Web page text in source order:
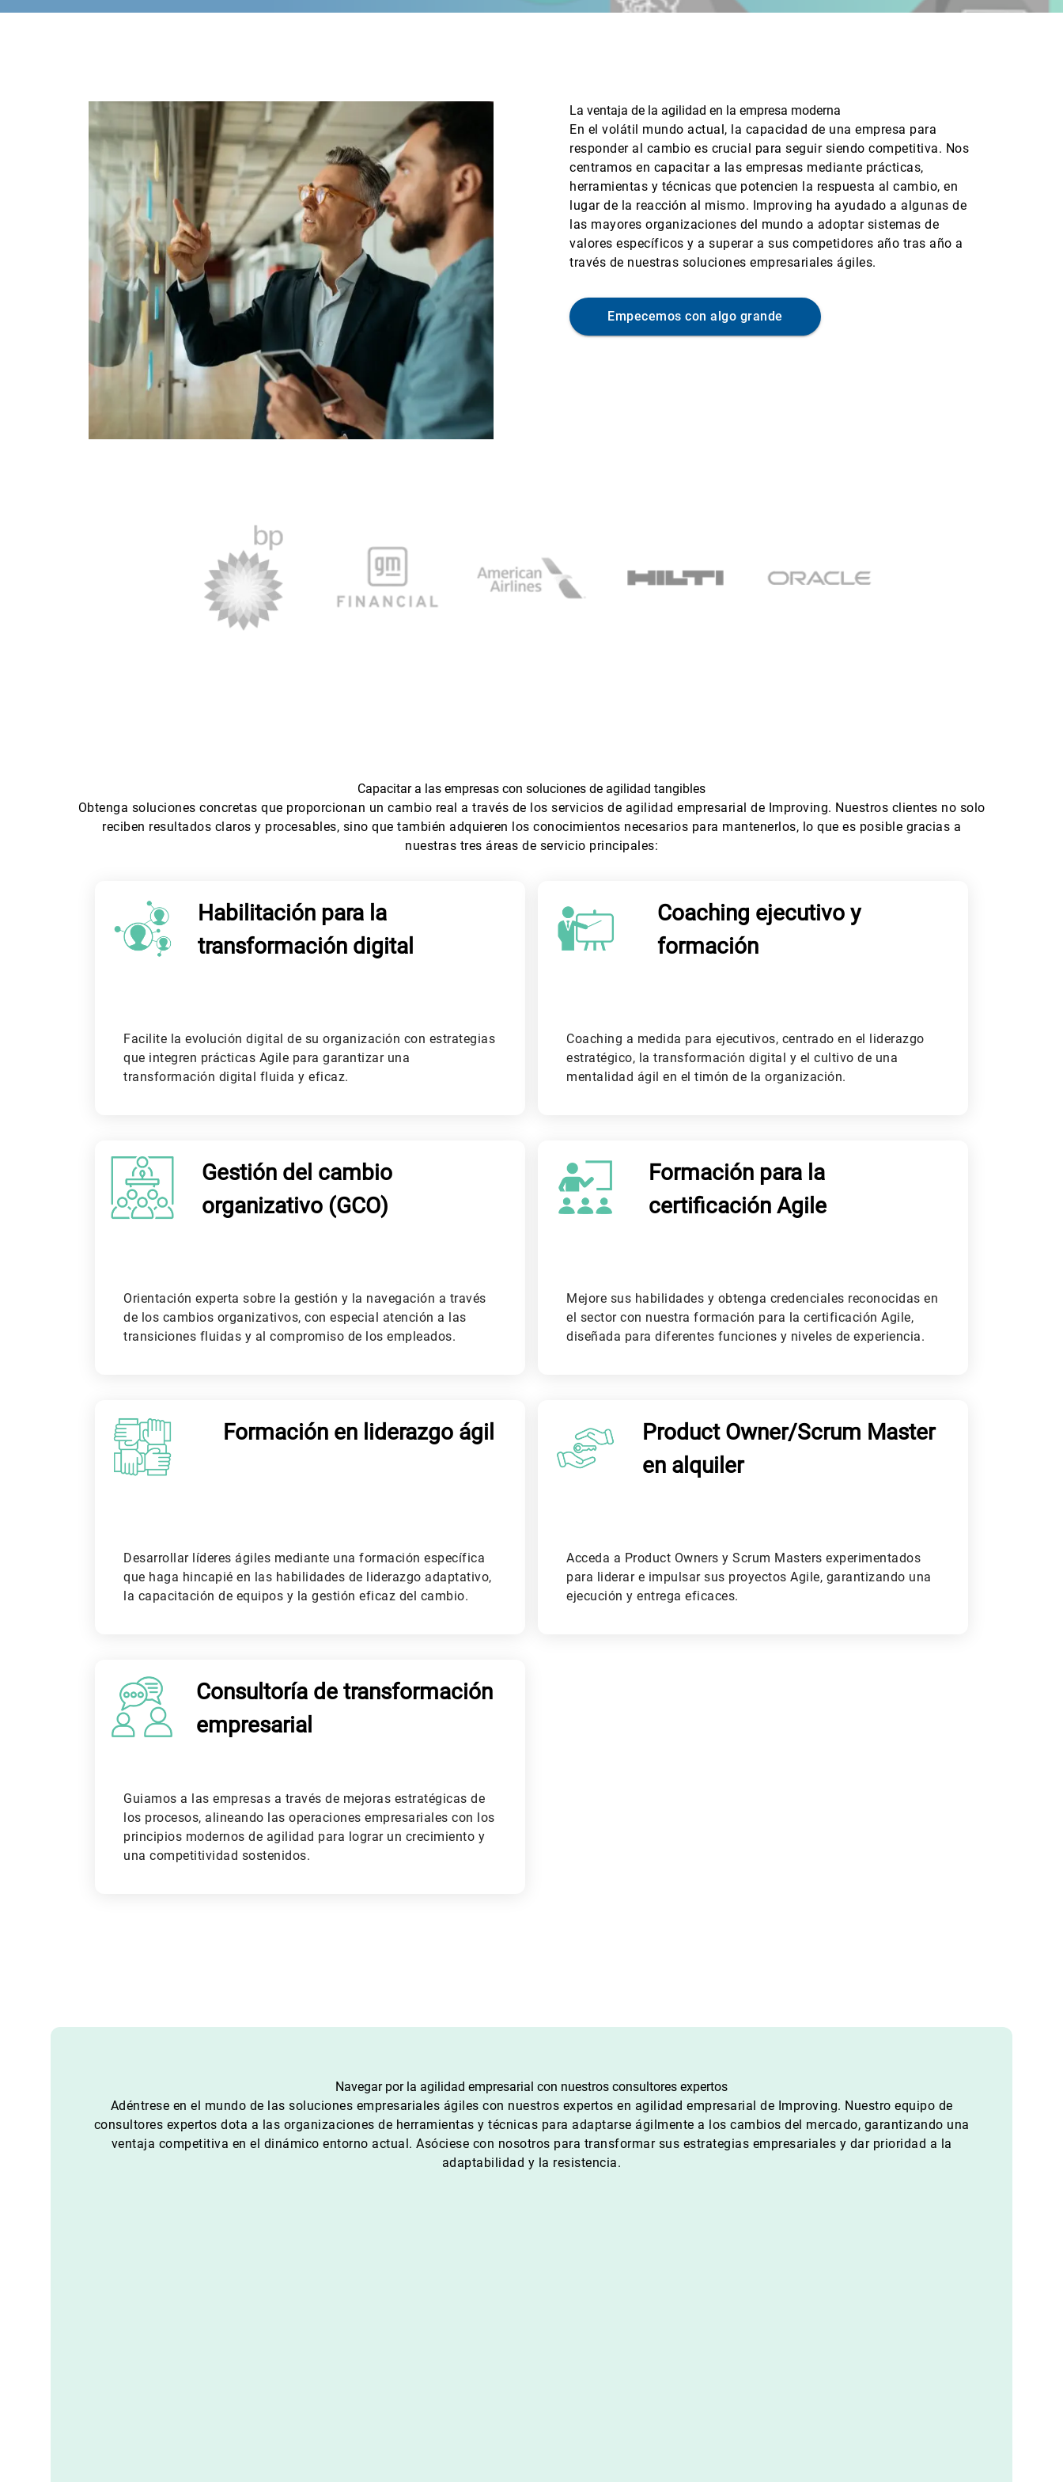
La ventaja de la agilidad en la empresa moderna
En el volátil mundo actual, la capacidad de una empresa para
responder al cambio es crucial para seguir siendo competitiva. Nos
centramos en capacitar a las empresas mediante prácticas,
herramientas y técnicas que potencien la respuesta al cambio, en
lugar de la reacción al mismo. Improving ha ayudado a algunas de
las mayores organizaciones del mundo a adoptar sistemas de
valores específicos y a superar a sus competidores año tras año a
través de nuestras soluciones empresariales ágiles.
Empecemos con algo grande
Capacitar a las empresas con soluciones de agilidad tangibles
Obtenga soluciones concretas que proporcionan un cambio real a través de los servicios de agilidad empresarial de Improving. Nuestros clientes no solo
reciben resultados claros y procesables, sino que también adquieren los conocimientos necesarios para mantenerlos, lo que es posible gracias a
nuestras tres áreas de servicio principales:
Habilitación para la
transformación digital
Facilite la evolución digital de su organización con estrategias
que integren prácticas Agile para garantizar una
transformación digital fluida y eficaz.
Coaching ejecutivo y
formación
Coaching a medida para ejecutivos, centrado en el liderazgo
estratégico, la transformación digital y el cultivo de una
mentalidad ágil en el timón de la organización.
Gestión del cambio
organizativo (GCO)
Orientación experta sobre la gestión y la navegación a través
de los cambios organizativos, con especial atención a las
transiciones fluidas y al compromiso de los empleados.
Formación para la
certificación Agile
Mejore sus habilidades y obtenga credenciales reconocidas en
el sector con nuestra formación para la certificación Agile,
diseñada para diferentes funciones y niveles de experiencia.
Formación en liderazgo ágil
Desarrollar líderes ágiles mediante una formación específica
que haga hincapié en las habilidades de liderazgo adaptativo,
la capacitación de equipos y la gestión eficaz del cambio.
Product Owner/Scrum Master
en alquiler
Acceda a Product Owners y Scrum Masters experimentados
para liderar e impulsar sus proyectos Agile, garantizando una
ejecución y entrega eficaces.
Consultoría de transformación
empresarial
Guiamos a las empresas a través de mejoras estratégicas de
los procesos, alineando las operaciones empresariales con los
principios modernos de agilidad para lograr un crecimiento y
una competitividad sostenidos.
Navegar por la agilidad empresarial con nuestros consultores expertos
Adéntrese en el mundo de las soluciones empresariales ágiles con nuestros expertos en agilidad empresarial de Improving. Nuestro equipo de
consultores expertos dota a las organizaciones de herramientas y técnicas para adaptarse ágilmente a los cambios del mercado, garantizando una
ventaja competitiva en el dinámico entorno actual. Asóciese con nosotros para transformar sus estrategias empresariales y dar prioridad a la
adaptabilidad y la resistencia.